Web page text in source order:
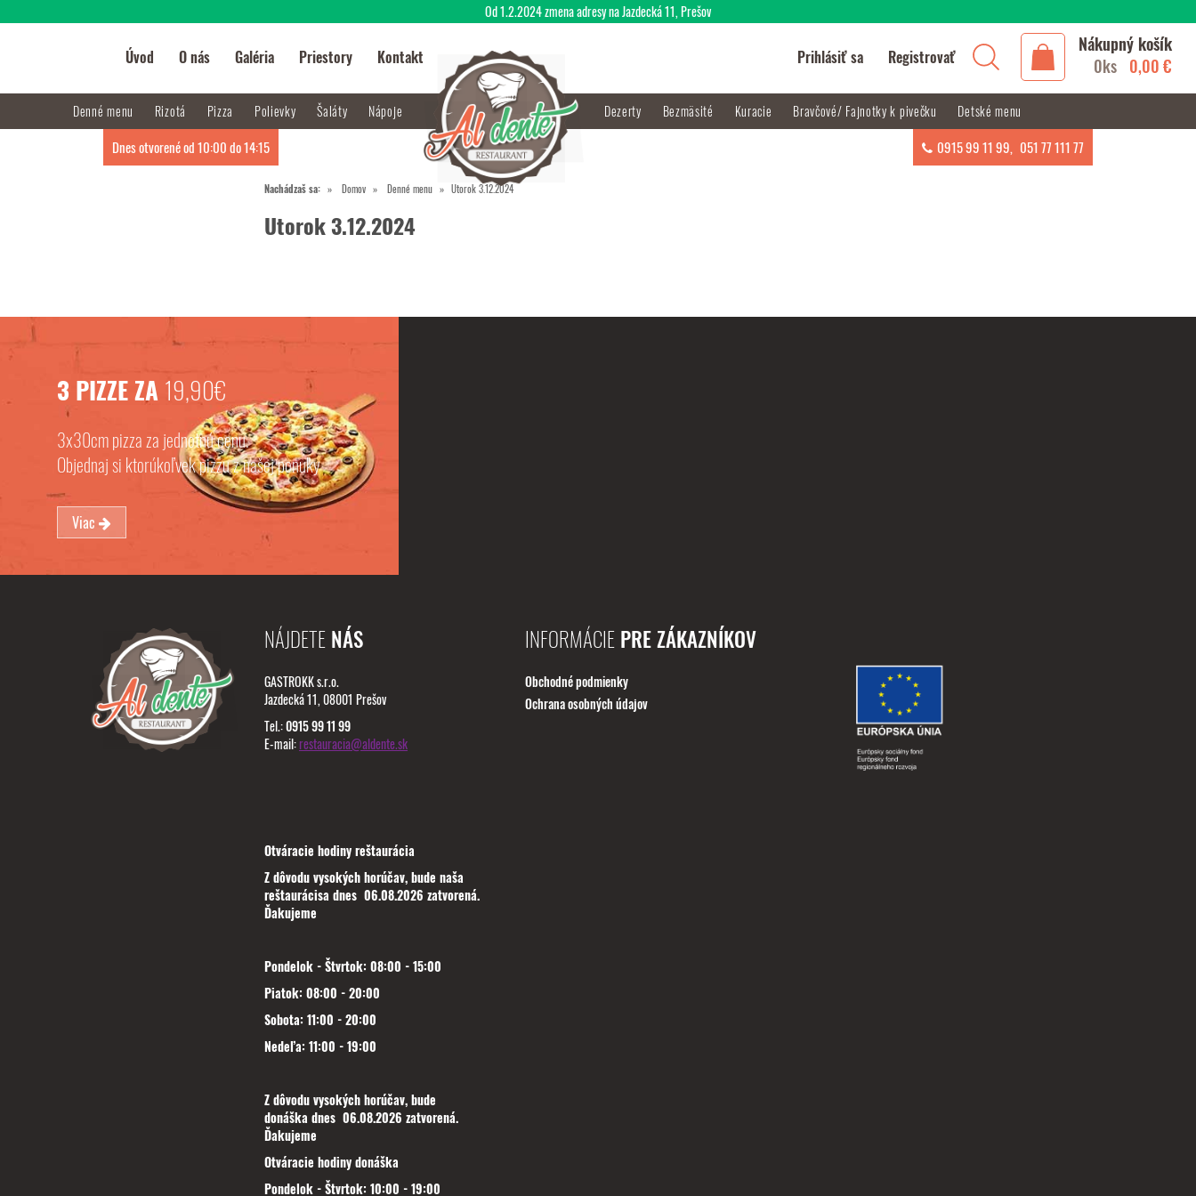
Nachádzaš sa: Domov Denné menu Utorok 3.12.2024
Utorok 3.12.2024
3 PIZZE ZA 19,90€
3x30cm pizza za jednotnú cenu.
Objednaj si ktorúkoľvek pizzu z našej ponuky
Viac
NÁJDETE NÁS
GASTROKK s.r.o.
Jazdecká 11, 08001 Prešov
Tel.:0915 99 11 99
E-mail:restauracia@aldente.sk
Otváracie hodiny reštaurácia
Z dôvodu vysokých horúčav, bude naša
reštaurácisa dnes 06.08.2026 zatvorená.
Ďakujeme
Pondelok - Štvrtok: 08:00 - 15:00
Piatok: 08:00 - 20:00
Sobota: 11:00 - 20:00
Nedeľa: 11:00 - 19:00
Z dôvodu vysokých horúčav, bude
donáška dnes 06.08.2026 zatvorená.
Ďakujeme
Otváracie hodiny donáška
Pondelok - Štvrtok: 10:00 - 19:00
INFORMÁCIEPRE ZÁKAZNÍKOV
Obchodné podmienky
Ochrana osobných údajov
Úvod O nás Galéria Priestory Kontakt Prihlásiť sa Registrovať
Nákupný košík
0ks 0,00 €
Denné menu Rizotá Pizza Polievky Šaláty Nápoje Dezerty Bezmäsité Kuracie Bravčové/ Fajnotky k pivečku Detské menu
Dnes otvorené od 10:00 do 14:15 0915 99 11 99, 051 77 111 77
Od 1.2.2024 zmena adresy na Jazdecká 11, Prešov